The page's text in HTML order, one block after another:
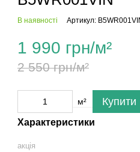
В наявності Артикул:
1 990 грн/м²
2 550 грн/м²
м² Купити
Характеристики
акція